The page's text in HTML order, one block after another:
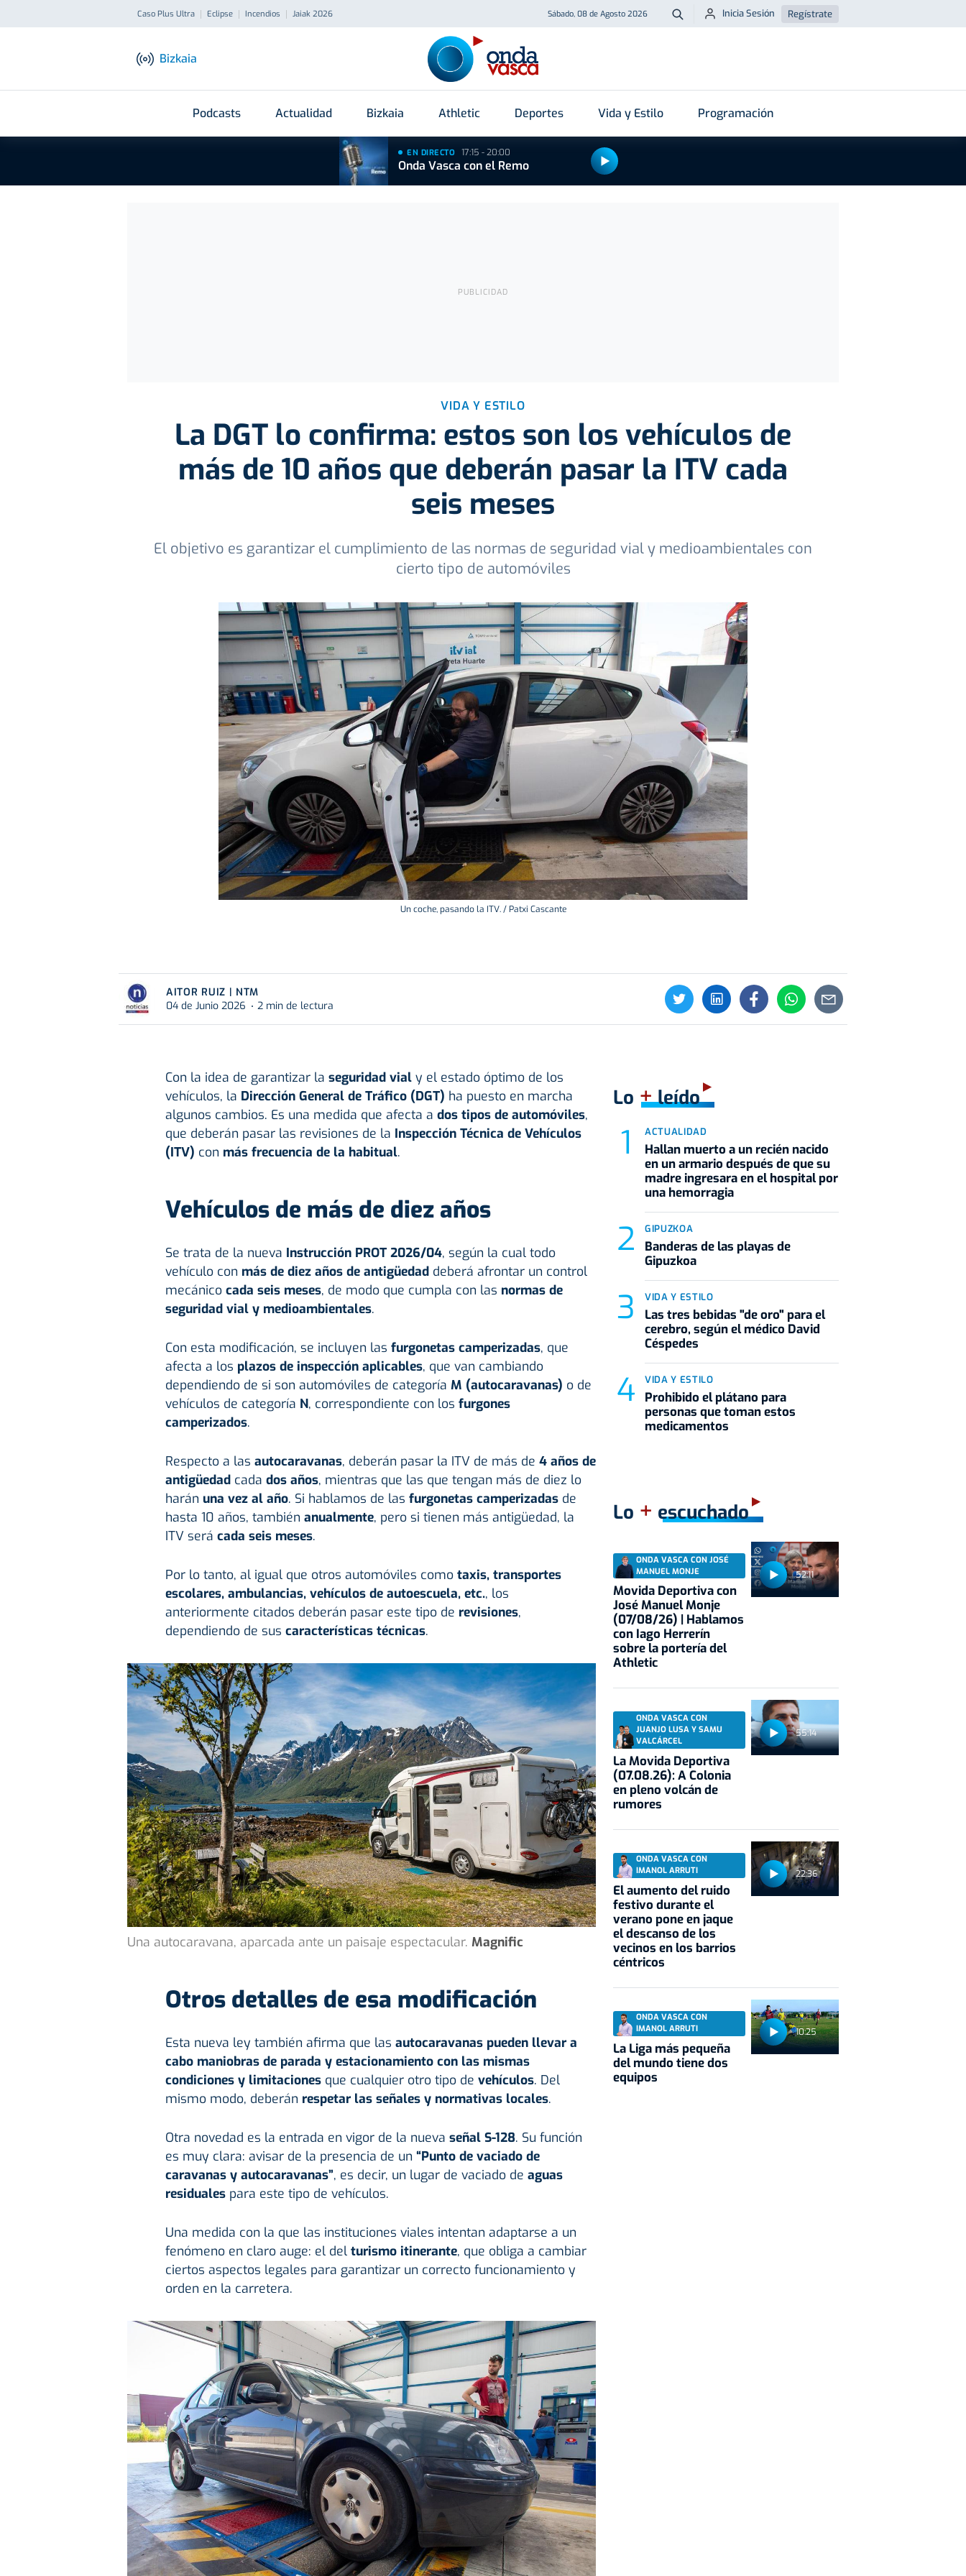
Caso Plus Ultra Eclipse Incendios Jaiak 2026 Sábado, 08 de Agosto 2026 Buscar
Inicia Sesión Regístrate
Bizkaia
Podcasts Actualidad Bizkaia Athletic Deportes Vida y Estilo Programación
EN DIRECTO 17:15 - 20:00
Onda Vasca con el Remo
VIDA Y ESTILO
La DGT lo confirma: estos son los vehículos de
más de 10 años que deberán pasar la ITV cada
seis meses
El objetivo es garantizar el cumplimiento de las normas de seguridad vial y medioambientales con
cierto tipo de automóviles
Un coche, pasando la ITV. / Patxi Cascante
AITOR RUIZ | NTM
04 de Junio 2026
2 min de lectura
Con la idea de garantizar la seguridad vialy el estado óptimo de los
vehículos, la Dirección General de Tráfico (DGT) ha puesto en marcha
algunos cambios. Es una medida que afecta a dos tipos de automóviles,
que deberán pasar las revisiones de la Inspección Técnica de Vehículos
(ITV) con más frecuencia de la habitual.
Vehículos de más de diez años
Se trata de la nueva Instrucción PROT 2026/04, según la cual todo
vehículo con más de diez años de antigüedaddeberá afrontar un control
mecánico cada seis meses, de modo que cumpla con las normas de
seguridad vial y medioambientales.
Con esta modificación, se incluyen las furgonetas camperizadas, que
afecta a los plazos de inspección aplicables, que van cambiando
dependiendo de si son automóviles de categoría M (autocaravanas) o de
vehículos de categoría N, correspondiente con los furgones
camperizados.
Respecto a las autocaravanas, deberán pasar la ITV de más de 4 años de
antigüedadcada dos años, mientras que las que tengan más de diez lo
harán una vez al año. Si hablamos de las furgonetas camperizadasde
hasta 10 años, también anualmente, pero si tienen más antigüedad, la
ITV será cada seis meses.
Por lo tanto, al igual que otros automóviles como taxis, transportes
escolares, ambulancias, vehículos de autoescuela, etc., los
anteriormente citados deberán pasar este tipo de revisiones,
dependiendo de sus características técnicas.
Una autocaravana, aparcada ante un paisaje espectacular. Magnific
Otros detalles de esa modificación
Esta nueva ley también afirma que las autocaravanas pueden llevar a
cabo maniobras de parada y estacionamiento con las mismas
condiciones y limitacionesque cualquier otro tipo de vehículos. Del
mismo modo, deberán respetar las señales y normativas locales.
Otra novedad es la entrada en vigor de la nueva señal S-128. Su función
es muy clara: avisar de la presencia de un “Punto de vaciado de
caravanas y autocaravanas”, es decir, un lugar de vaciado de aguas
residualespara este tipo de vehículos.
Una medida con la que las instituciones viales intentan adaptarse a un
fenómeno en claro auge: el del turismo itinerante, que obliga a cambiar
ciertos aspectos legales para garantizar un correcto funcionamiento y
orden en la carretera.
Lo +leído
ACTUALIDAD
Hallan muerto a un recién nacido
en un armario después de que su
madre ingresara en el hospital por
una hemorragia
GIPUZKOA
Banderas de las playas de
Gipuzkoa
VIDA Y ESTILO
Las tres bebidas "de oro" para el
cerebro, según el médico David
Céspedes
VIDA Y ESTILO
Prohibido el plátano para
personas que toman estos
medicamentos
Lo + escuchado
52:11
ONDA VASCA CON JOSÉ
MANUEL MONJE
Movida Deportiva con
José Manuel Monje
(07/08/26) | Hablamos
con Iago Herrerín
sobre la portería del
Athletic
55:14
ONDA VASCA CON
JUANJO LUSA Y SAMU
VALCÁRCEL
La Movida Deportiva
(07.08.26): A Colonia
en pleno volcán de
rumores
22:36
ONDA VASCA CON
IMANOL ARRUTI
El aumento del ruido
festivo durante el
verano pone en jaque
el descanso de los
vecinos en los barrios
céntricos
10:25
ONDA VASCA CON
IMANOL ARRUTI
La Liga más pequeña
del mundo tiene dos
equipos